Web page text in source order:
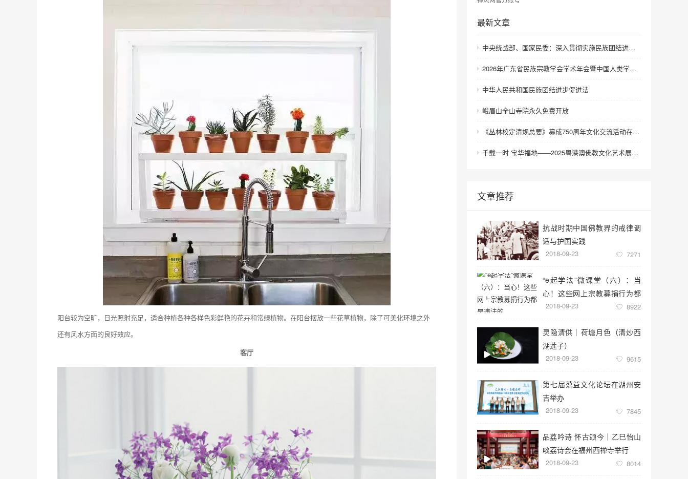
阳台较为空旷，日光照射充足，适合种植各种各样色彩鲜艳的花卉和常绿植物。在阳台摆放一些花草植物，除了可美化环境之外
还有风水方面的良好效应。
客厅
最新文章
中央统战部、国家民委：深入贯彻实施民族团结进步促进法 进一步增强中华民族凝聚力向心力
2026年广东省民族宗教学会学术年会暨中国人类学民族学研究会城市民族工作研究专业委员会更名会议在深圳召开
中华人民共和国民族团结进步促进法
峨眉山全山寺院永久免费开放
《丛林校定清规总要》纂成750周年文化交流活动在浙江金华举行
千载一时 宝华福地——2025粤港澳佛教文化艺术展在港澳成功举办
文章推荐
抗战时期中国佛教界的戒律调
适与护国实践
2018-09-23 7271
“e起学法”微课堂（六）：当
心！这些网上宗教募捐行为都
是违法的
2018-09-23 8922
灵隐清供｜​荷塘月色（清炒西
湖莲子）
2018-09-23 9615
第七届蕅益文化论坛在湖州安
吉举办
2018-09-23 7845
品荔吟诗 怀古颂今｜乙巳怡山
啖荔诗会在福州西禅寺举行
2018-09-23 8014